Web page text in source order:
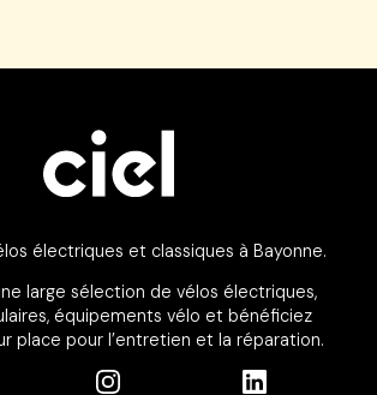
électriques et classiques à Bayonne.
large sélection de vélos électriques,
équipements vélo et bénéficiez
place pour l’entretien et la réparation.